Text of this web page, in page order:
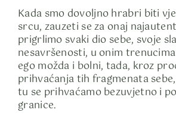
Kada smo dovoljno hrabri biti
srcu, zauzeti se za onaj
prigrlimo svaki dio sebe, svoje
nesavršenosti, u onim
ego možda i bolni, tada, kroz
prihvaćanja tih fragmenata
tu se prihvaćamo bezuvjetno i
granice.